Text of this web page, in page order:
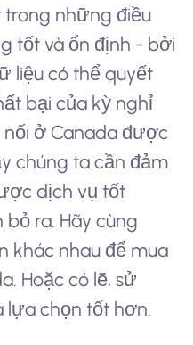
những điều
tốt và ổn định - bởi
liệu có thể quyết
bại của kỳ nghỉ
nối ở Canada được
chúng ta cần đảm
dịch vụ tốt
ra. Hãy cùng
khác nhau để mua
Hoặc có lẽ, sử
lựa chọn tốt hơn.